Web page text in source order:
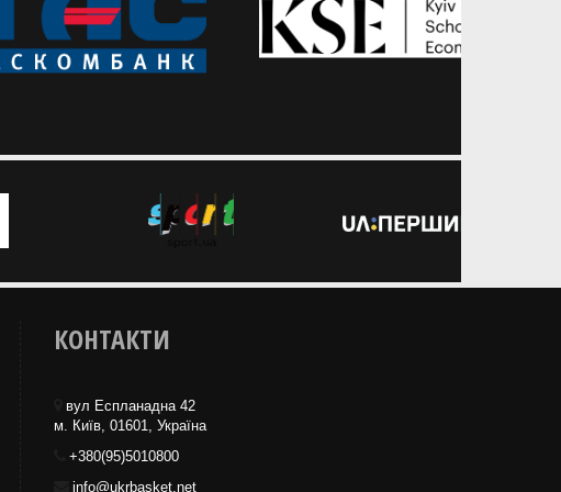
КОНТАКТИ
вул Еспланадна 42
м. Київ, 01601, Україна
+380(95)5010800
info@ukrbasket.net